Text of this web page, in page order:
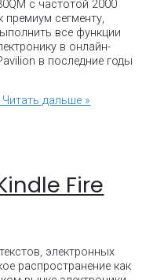
с частотой 2000
сегменту,
все функции
в онлайн-
в последние годы
Читать дальше »
Fire
электронных
распространение как